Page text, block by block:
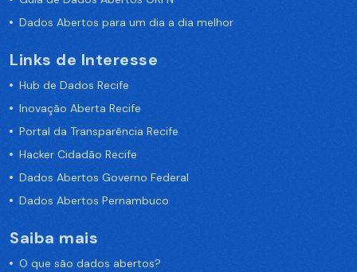
Dados Abertos para um dia a dia melhor
Links de Interesse
Hub de Dados Recife
Inovação Aberta Recife
Portal da Transparência Recife
Hacker Cidadão Recife
Dados Abertos Governo Federal
Dados Abertos Pernambuco
Saiba mais
O que são dados abertos?